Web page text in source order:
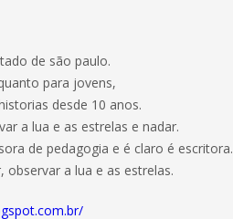
de são paulo.
para jovens,
desde 10 anos.
a lua e as estrelas e nadar.
de pedagogia e é claro é escritora.
observar a lua e as estrelas.